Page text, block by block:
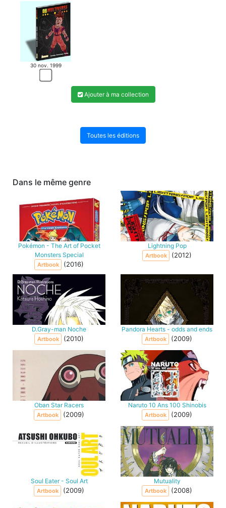
30 nov. 1999
Ajouter à ma collection
Toutes les éditions
Dans le même genre
Pokémon - The Art of Pocket
Monsters Special
Artbook (2016)
Lightning Pop
Artbook (2012)
D.Gray-man Noche
Artbook (2010)
Pandora Hearts - odds and ends
Artbook (2009)
Oban Star Racers
Artbook (2009)
Naruto 10 Ans 100 Shinobis
Artbook (2009)
Soul Eater - Soul Art
Artbook (2009)
Mutuality
Artbook (2008)